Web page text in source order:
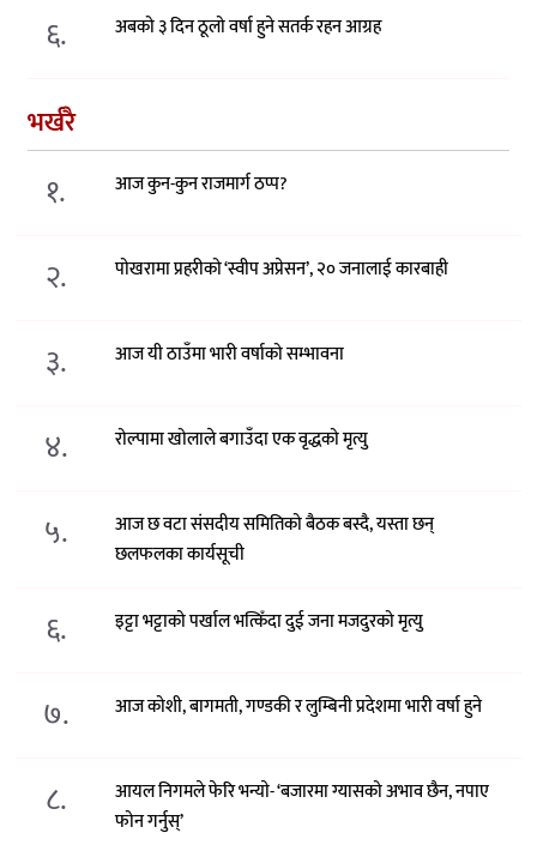
६. अबको ३ दिन ठूलो वर्षा हुने सतर्क रहन आग्रह
भर्खरै
१. आज कुन-कुन राजमार्ग ठप्प?
२. पोखरामा प्रहरीको ‘स्वीप अप्रेसन’, २० जनालाई कारबाही
३. आज यी ठाउँमा भारी वर्षाको सम्भावना
४. रोल्पामा खोलाले बगाउँदा एक वृद्धको मृत्यु
५.
आज छ वटा संसदीय समितिको बैठक बस्दै, यस्ता छन्
छलफलका कार्यसूची
६. इट्टा भट्टाको पर्खाल भत्किँदा दुई जना मजदुरको मृत्यु
७. आज कोशी, बागमती, गण्डकी र लुम्बिनी प्रदेशमा भारी वर्षा हुने
८.
आयल निगमले फेरि भन्याे- ‘बजारमा ग्यासको अभाव छैन, नपाए
फोन गर्नुस्’